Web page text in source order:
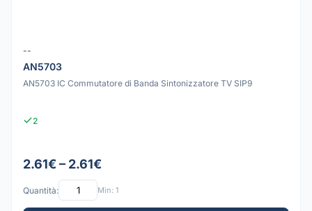
--
AN5703
AN5703 IC Commutatore di Banda Sintonizzatore TV SIP9
2
2.61€ – 2.61€
Quantità: Min: 1